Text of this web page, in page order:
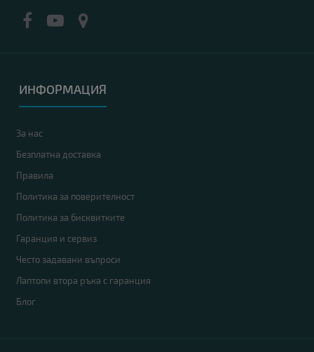
ИНФОРМАЦИЯ
За нас
Безплатна доставка
Правила
Политика за поверителност
Политика за бисквитките
Гаранция и сервиз
Често задавани въпроси
Лаптопи втора ръка с гаранция
Блог